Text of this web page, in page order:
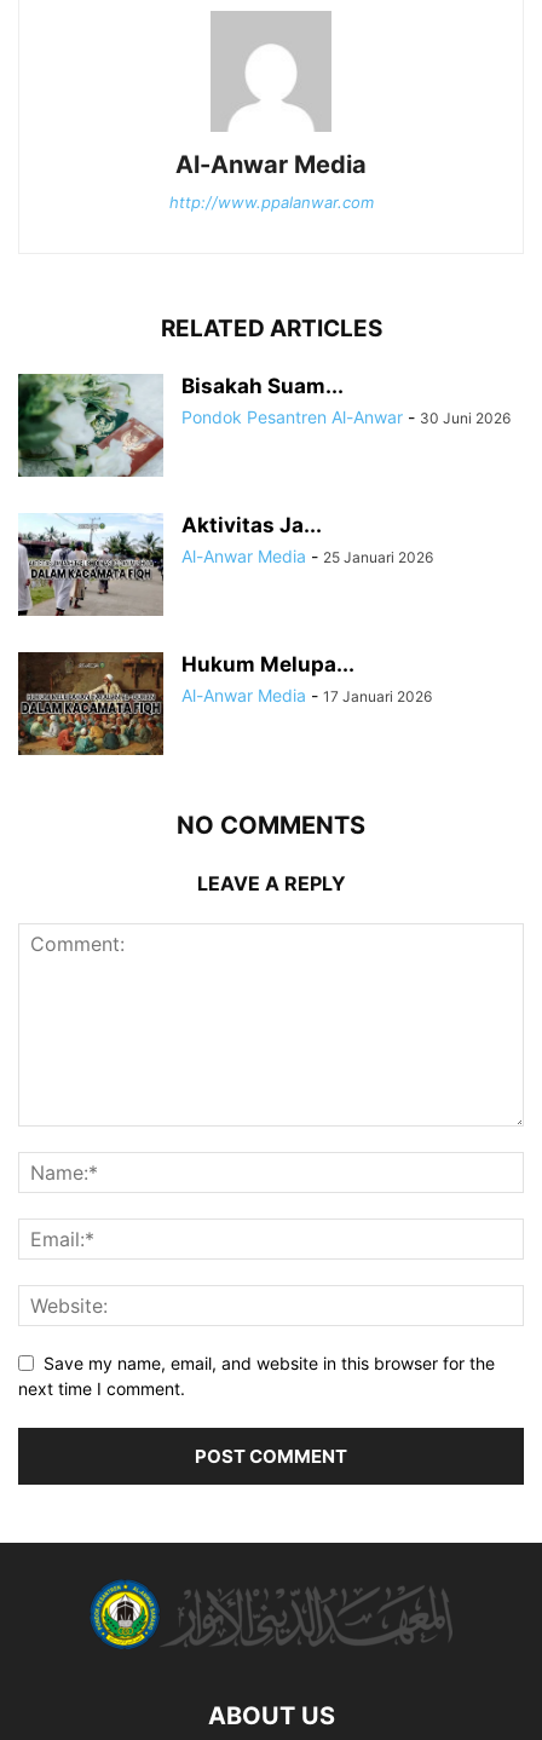
Al-Anwar Media
http://www.ppalanwar.com
RELATED ARTICLES
Bisakah Suam...
Pondok Pesantren Al-Anwar - 30 Juni 2026
Aktivitas Ja...
Al-Anwar Media - 25 Januari 2026
Hukum Melupa...
Al-Anwar Media - 17 Januari 2026
NO COMMENTS
LEAVE A REPLY
Save my name, email, and website in this browser for the
next time I comment.
ABOUT US